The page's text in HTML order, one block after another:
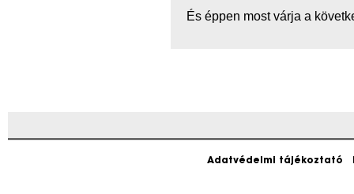
És éppen most várja a
Adatvédelmi tájékoztató